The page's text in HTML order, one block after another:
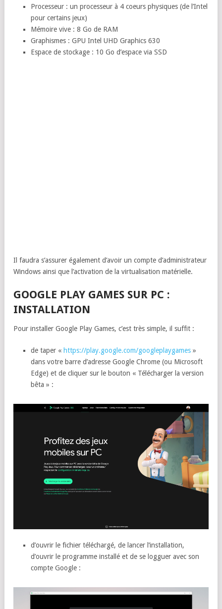
Processeur : un processeur à 4 coeurs physiques (de l’Intel
pour certains jeux)
Mémoire vive : 8 Go de RAM
Graphismes : GPU Intel UHD Graphics 630
Espace de stockage : 10 Go d’espace via SSD
Il faudra s’assurer également d’avoir un compte d’administrateur
Windows ainsi que l’activation de la virtualisation matérielle.
GOOGLE PLAY GAMES SUR PC :
INSTALLATION
Pour installer Google Play Games, c’est très simple, il suffit :
de taper « https://play.google.com/googleplaygames »
dans votre barre d’adresse Google Chrome (ou Microsoft
Edge) et de cliquer sur le bouton « Télécharger la version
bêta » :
d’ouvrir le fichier téléchargé, de lancer l’installation,
d’ouvrir le programme installé et de se logguer avec son
compte Google :